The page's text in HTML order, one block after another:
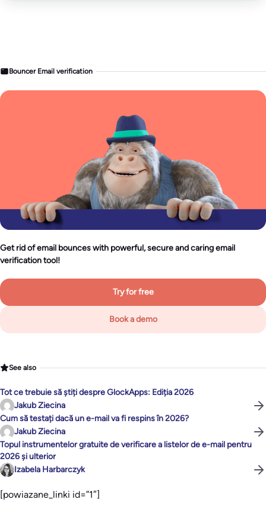
Bouncer Email verification
Get rid of email bounces with powerful, secure and caring email
verification tool!
Try for free
Book a demo
See also
Tot ce trebuie să știți despre GlockApps: Ediția 2026
Jakub Ziecina
Cum să testați dacă un e-mail va fi respins în 2026?
Jakub Ziecina
Topul instrumentelor gratuite de verificare a listelor de e-mail pentru
2026 și ulterior
Izabela Harbarczyk
[powiazane_linki id=”1″]